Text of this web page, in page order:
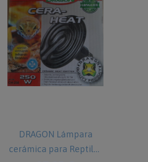
DRAGON Lámpara
cerámica para Reptiles